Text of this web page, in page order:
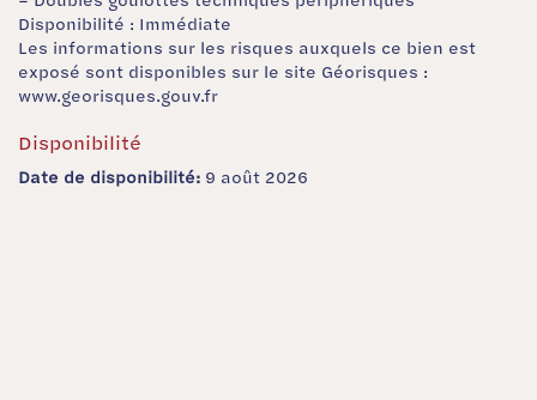
Disponibilité : Immédiate
Les informations sur les risques auxquels ce bien est
exposé sont disponibles sur le site Géorisques :
www.georisques.gouv.fr
Disponibilité
Date de disponibilité: 9 août 2026